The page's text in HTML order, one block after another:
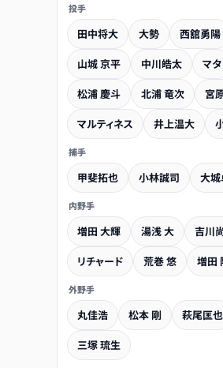
投手
田中将大 大勢 西舘勇陽
山城 京平
中川皓太 マタ
松浦 慶斗
北浦 竜次 宮
マルティネス
井上温大
捕手
甲斐拓也 小林誠司 大
内野手
増田 大輝 湯浅 大 吉川
リチャード
荒巻 悠 増田
外野手
丸佳浩 松本 剛 萩尾匡也
三塚 琉生